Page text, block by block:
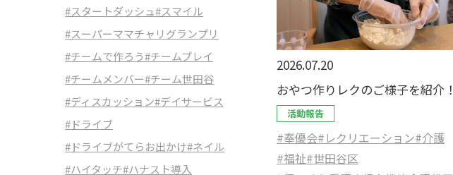
2026.07.20
おやつ作りレクのご様子を紹介！
活動報告
#奉優会#レクリエーション#介護
#福祉#世田谷区
#スタートダッシュ#スマイル
#スーパーママチャリグランプリ
#チームで作ろう#チームプレイ
#チームメンバー#チーム世田谷
#ディスカッション#デイサービス
#ドライブ
#ドライブがてらお出かけ#ネイル
#ハイタッチ#ハナスト導入